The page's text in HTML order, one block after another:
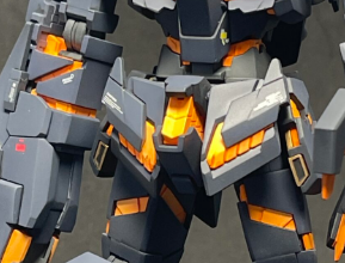
าวทั้งชิ้น ส่วนสีน้ำเงินไปบังพ่นกันเอาเอง